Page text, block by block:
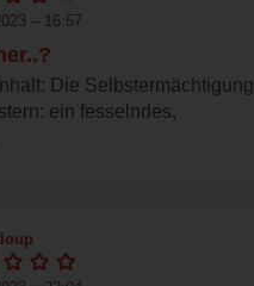
– 16:57
Die Selbstermächtigung
ein fesselndes,